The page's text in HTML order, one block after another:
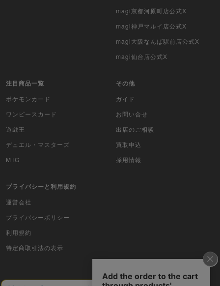
カードファイト!! ヴァンガード
ムシキング
ドラゴンボールヒーローズ
バディファイト
スポーツ
アイカツ
アクエリアンエイジ
magi京都河原町店公式X
magi神戸マルイ店公式X
magi大阪なんば駅前店公式X
magi仙台店公式X
注目商品一覧
ポケモンカード
ワンピースカード
遊戯王
デュエル・マスターズ
MTG
その他
ガイド
お問い合せ
出店のご相談
買取申込
採用情報
プライバシーと利用規約
運営会社
プライバシーポリシー
利用規約
特定商取引法の表示